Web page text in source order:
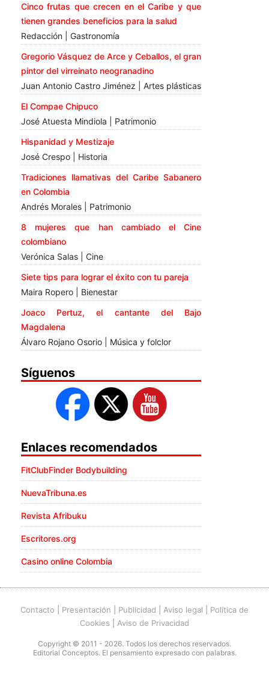
Cinco frutas que crecen en el Caribe y que
tienen grandes beneficios para la salud
Redacción | Gastronomía
Gregorio Vásquez de Arce y Ceballos, el gran
pintor del virreinato neogranadino
Juan Antonio Castro Jiménez | Artes plásticas
El Compae Chipuco
José Atuesta Mindiola | Patrimonio
Hispanidad y Mestizaje
José Crespo | Historia
Tradiciones llamativas del Caribe Sabanero
en Colombia
Andrés Morales | Patrimonio
8 mujeres que han cambiado el Cine
colombiano
Verónica Salas | Cine
Siete tips para lograr el éxito con tu pareja
Maira Ropero | Bienestar
Joaco Pertuz, el cantante del Bajo
Magdalena
Álvaro Rojano Osorio | Música y folclor
Síguenos
Enlaces recomendados
FitClubFinder Bodybuilding
NuevaTribuna.es
Revista Afribuku
Escritores.org
Casino online Colombia
Contacto Presentación Publicidad Aviso legal
Política de
Cookies
Aviso de Privacidad
Copyright © 2011 - 2026. Todos los derechos reservados.
Editorial Conceptos. El pensamiento expresado con palabras.